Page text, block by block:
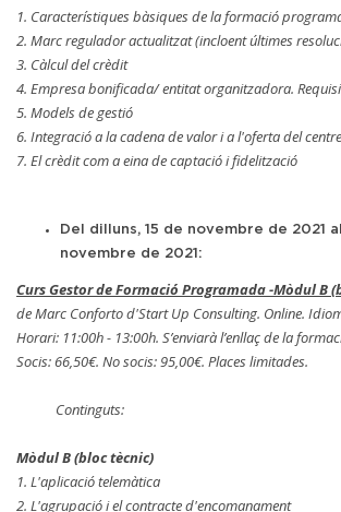
1. Característiques bàsiques de la formació
2. Marc regulador actualitzat (incloent últimes
3. Càlcul del crèdit
4. Empresa bonificada/ entitat organitzadora.
5. Models de gestió
6. Integració a la cadena de valor i a l'oferta del centre
7. El crèdit com a eina de captació i fidelització
Del dilluns, 15 de novembre de 2021
novembre de 2021:
Curs Gestor de Formació Programada -Mòdul B
de Marc Conforto d'Start Up Consulting. Online.
Horari: 11:00h - 13:00h. S’enviarà l’enllaç de la
Socis: 66,50€. No socis: 95,00€. Places limitades.
Continguts:
Mòdul B (bloc tècnic)
1. L'aplicació telemàtica
2. L'agrupació i el contracte d'encomanament